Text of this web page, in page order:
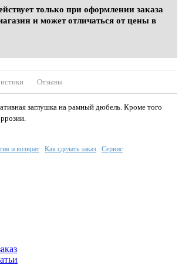
только при оформлении заказа
и может отличаться от цены в
Отзывы
заглушка на рамный дюбель. Кроме того
и возврат Как сделать заказ Сервис